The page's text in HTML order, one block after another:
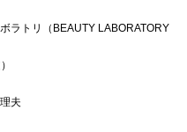
ラトリ（BEAUTY LABORATORY
夫